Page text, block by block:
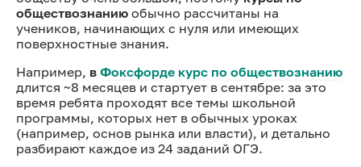
обществознанию обычно рассчитаны на
учеников, начинающих с нуля или имеющих
поверхностные знания.
Например, в Фоксфорде курс по обществознанию
длится ~8 месяцев и стартует в сентябре: за это
время ребята проходят все темы школьной
программы, которых нет в обычных уроках
(например, основ рынка или власти), и детально
разбирают каждое из 24 заданий ОГЭ.